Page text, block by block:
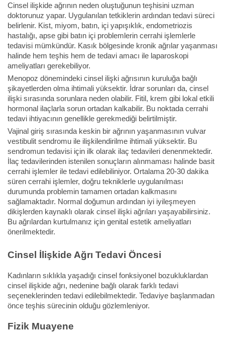
Cinsel ilişkide ağrının neden oluştuğunun teşhisini uzman
doktorunuz yapar. Uygulanılan tetkiklerin ardından tedavi süreci
belirlenir. Kist, miyom, batın, içi yapışıklık, endometriozis
hastalığı, apse gibi batın içi problemlerin cerrahi işlemlerle
tedavisi mümkündür. Kasık bölgesinde kronik ağrılar yaşanması
halinde hem teşhis hem de tedavi amacı ile laparoskopi
ameliyatları gerekebiliyor.
Menopoz dönemindeki cinsel ilişki ağrısının kuruluğa bağlı
şikayetlerden olma ihtimali yüksektir. İdrar sorunları da, cinsel
ilişki sırasında sorunlara neden olabilir. Fitil, krem gibi lokal etkili
hormonal ilaçlarla sorun ortadan kalkabilir. Bu noktada cerrahi
tedavi ihtiyacının genellikle gerekmediği belirtilmiştir.
Vajinal giriş sırasında keskin bir ağrının yaşanmasının vulvar
vestibulit sendromu ile ilişkilendirilme ihtimali yüksektir. Bu
sendromun tedavisi için ilk olarak ilaç tedavileri denenmektedir.
İlaç tedavilerinden istenilen sonuçların alınmaması halinde basit
cerrahi işlemler ile tedavi edilebiliniyor. Ortalama 20-30 dakika
süren cerrahi işlemler, doğru tekniklerle uygulanılması
durumunda problemin tamamen ortadan kalkmasını
sağlamaktadır. Normal doğumun ardından iyi iyileşmeyen
dikişlerden kaynaklı olarak cinsel ilişki ağrıları yaşayabilirsiniz.
Bu ağrılardan kurtulmanız için genital estetik ameliyatları
önerilmektedir.
Cinsel İlişkide Ağrı Tedavi Öncesi
Kadınların sıklıkla yaşadığı cinsel fonksiyonel bozukluklardan
cinsel ilişkide ağrı, nedenine bağlı olarak farklı tedavi
seçeneklerinden tedavi edilebilmektedir. Tedaviye başlanmadan
önce teşhis sürecinin olduğu gözlemleniyor.
Fizik Muayene